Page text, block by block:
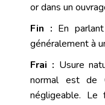
or dans un
Fin : En parlant
généralement à
Frai : Usure
normal est de
négligeable. Le